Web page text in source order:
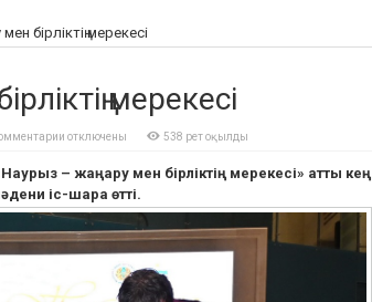
бірліктің мерекесі
мерекесі
к
–
мен
бірліктің
мерекесі
отключены 538 рет оқылды
– жаңару мен бірліктің мерекесі» атты кең
іс-шара өтті.